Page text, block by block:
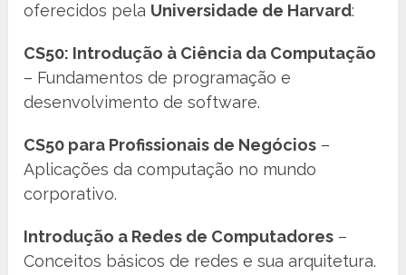
oferecidos pela Universidade de Harvard:
CS50: Introdução à Ciência da Computação
– Fundamentos de programação e
desenvolvimento de software.
CS50 para Profissionais de Negócios –
Aplicações da computação no mundo
corporativo.
Introdução a Redes de Computadores –
Conceitos básicos de redes e sua arquitetura.